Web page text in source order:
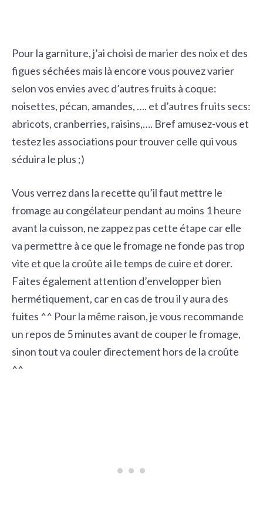
Pour la garniture, j’ai choisi de marier des noix et des
figues séchées mais là encore vous pouvez varier
selon vos envies avec d’autres fruits à coque:
noisettes, pécan, amandes, …. et d’autres fruits secs:
abricots, cranberries, raisins,…. Bref amusez-vous et
testez les associations pour trouver celle qui vous
séduira le plus ;)
Vous verrez dans la recette qu’il faut mettre le
fromage au congélateur pendant au moins 1 heure
avant la cuisson, ne zappez pas cette étape car elle
va permettre à ce que le fromage ne fonde pas trop
vite et que la croûte ai le temps de cuire et dorer.
Faites également attention d’envelopper bien
hermétiquement, car en cas de trou il y aura des
fuites ^^ Pour la même raison, je vous recommande
un repos de 5 minutes avant de couper le fromage,
sinon tout va couler directement hors de la croûte
^^